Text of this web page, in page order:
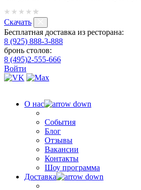
Скачать
Бесплатная доставка из ресторана:
8 (925) 888-3-888
бронь столов:
8 (495)2-555-666
Войти
О нас
События
Блог
Отзывы
Вакансии
Контакты
Шоу программа
Доставка